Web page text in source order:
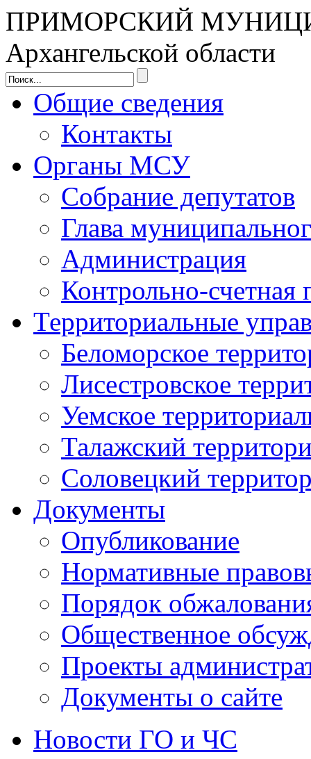
ПРИМОРСКИЙ
Архангельской области
Общие сведения
Контакты
Органы МСУ
Собрание депутатов
Глава
Администрация
Контрольно-счетная
Территориальные
Беломорское
Лисестровское
Уемское
Талажский
Соловецкий
Документы
Опубликование
Нормативные
Порядок
Общественное
Проекты
Документы о сайте
Новости ГО и ЧС